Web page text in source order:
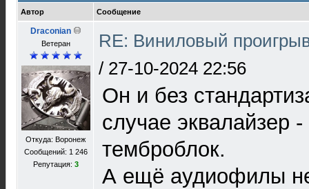
Автор Сообщение
Draconian
Ветеран
Откуда: Воронеж
Сообщений: 1 246
Репутация: 3
RE: Виниловый
/ 27-10-2024 22:56
Он и без
случае эквалайзер
темброблок.
А ещё аудиофилы